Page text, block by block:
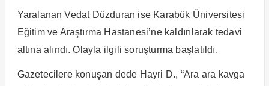
Yaralanan Vedat Düzduran ise Karabük Üniversitesi
Eğitim ve Araştırma Hastanesi’ne kaldırılarak tedavi
altına alındı. Olayla ilgili soruşturma başlatıldı.
Gazetecilere konuşan dede Hayri D., “Ara ara kavga